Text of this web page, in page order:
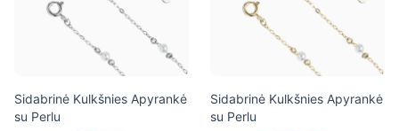
Sidabrinė Kulkšnies Apyrankė
su Perlu
Sidabrinė Kulkšnies Apyrankė
su Perlu